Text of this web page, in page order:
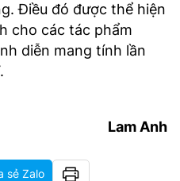
Điều đó được thể hiện
cho các tác phẩm
diễn mang tính lần
Lam Anh
sẻ Zalo